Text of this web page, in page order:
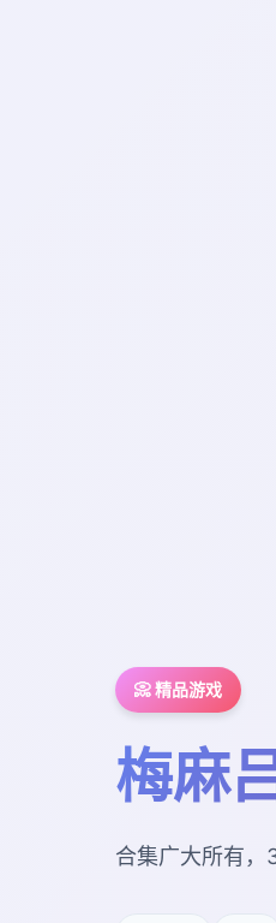
📀 精品游戏
梅麻
合集广大所有，